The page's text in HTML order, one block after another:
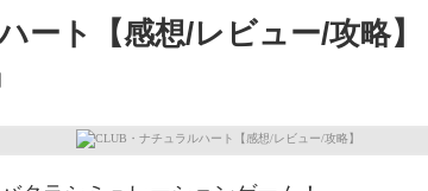
ート【感想/レビュー/攻略】